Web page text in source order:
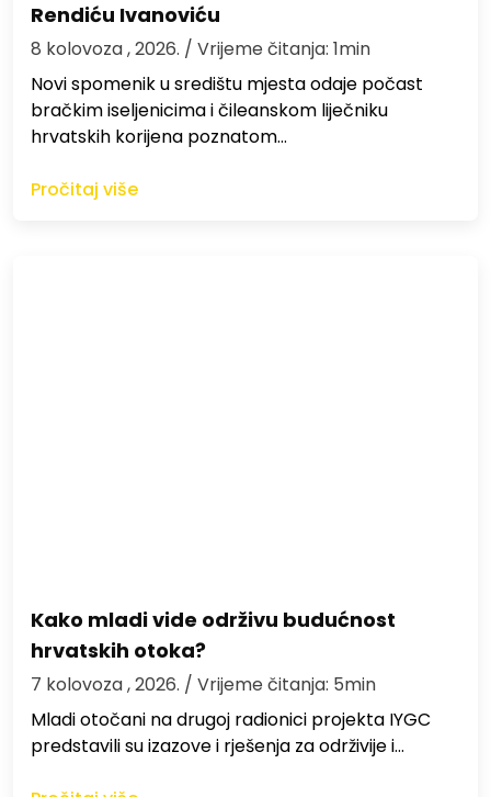
Rendiću Ivanoviću
8 kolovoza , 2026. / Vrijeme čitanja: 1min
Novi spomenik u središtu mjesta odaje počast
bračkim iseljenicima i čileanskom liječniku
hrvatskih korijena poznatom…
Pročitaj više
Kako mladi vide održivu budućnost
hrvatskih otoka?
7 kolovoza , 2026. / Vrijeme čitanja: 5min
Mladi otočani na drugoj radionici projekta IYGC
predstavili su izazove i rješenja za održivije i…